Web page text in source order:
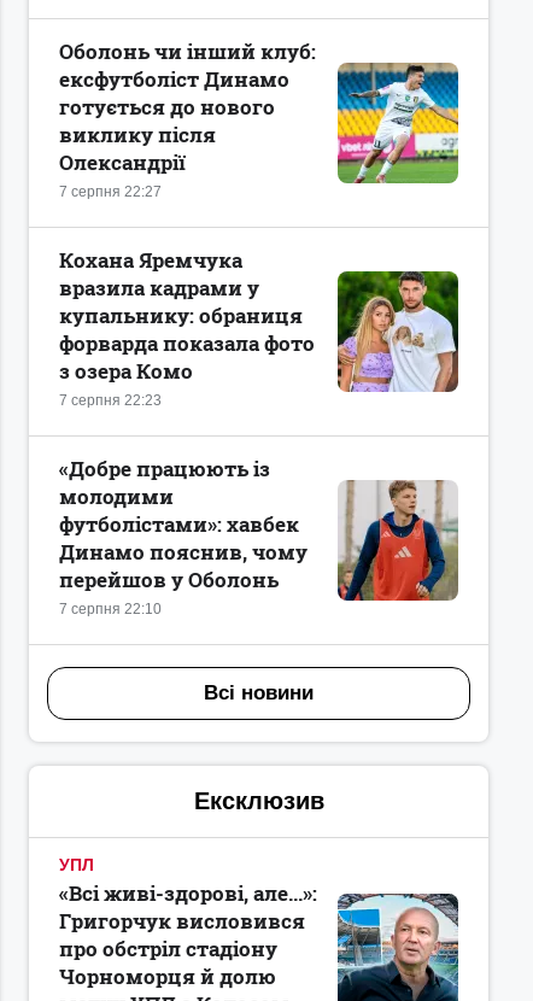
7 серпня 22:27
Оболонь чи інший клуб:
ексфутболіст Динамо
готується до нового
виклику після
Олександрії
7 серпня 22:23
Кохана Яремчука
вразила кадрами у
купальнику: обраниця
форварда показала фото
з озера Комо
7 серпня 22:10
«Добре працюють із
молодими
футболістами»: хавбек
Динамо пояснив, чому
перейшов у Оболонь
Всі новини
Ексклюзив
УПЛ
«Всі живі-здорові, але...»:
Григорчук висловився
про обстріл стадіону
Чорноморця й долю